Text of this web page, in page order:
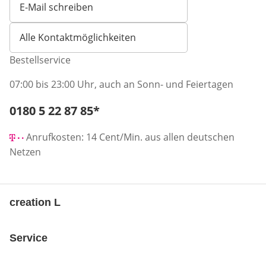
E-Mail schreiben
Öffnet E-Mail-Client
Alle Kontaktmöglichkeiten
Bestellservice
07:00 bis 23:00 Uhr, auch an Sonn- und Feiertagen
Telefonnummer:
0180 5 22 87 85*
Anrufkosten: 14 Cent/Min. aus allen deutschen
Netzen
creation L
Service